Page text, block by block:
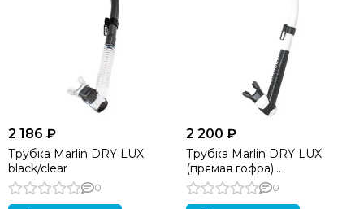
2 186 ₽
Трубка Marlin DRY LUX
black/clear
0
2 200 ₽
Трубка Marlin DRY LUX
(прямая гофра)
WHITE/BLACK0